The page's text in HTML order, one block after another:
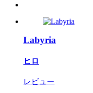
Labyria
ヒロ
レビュー